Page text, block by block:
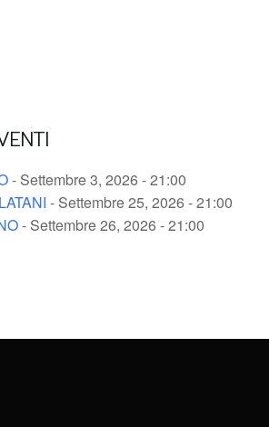
- Settembre 3, 2026 - 21:00
- Settembre 25, 2026 - 21:00
- Settembre 26, 2026 - 21:00